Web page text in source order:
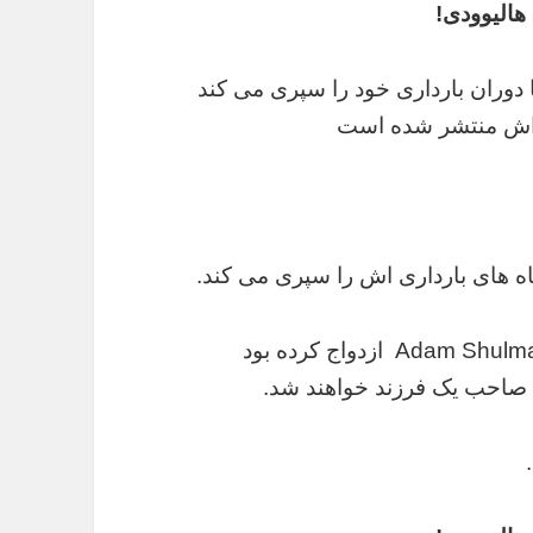
این روزها دوران بارداری خود را سپری می کند
اش منتشر شده است
های بارداری اش را سپری می کند.
که در سال ۲۰۱۲ با آدام شلمان Adam Shulman ازدواج کرده بود
صاحب یک فرزند خواهند شد.